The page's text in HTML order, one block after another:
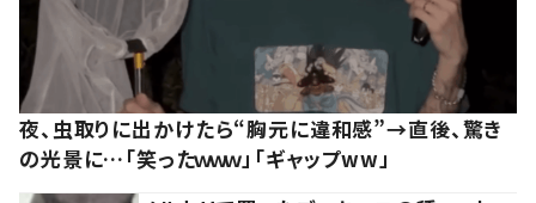
夜、虫取りに出かけたら“胸元に違和感”→直後、驚き
の光景に…「笑ったｗｗｗ」「ギャップww」